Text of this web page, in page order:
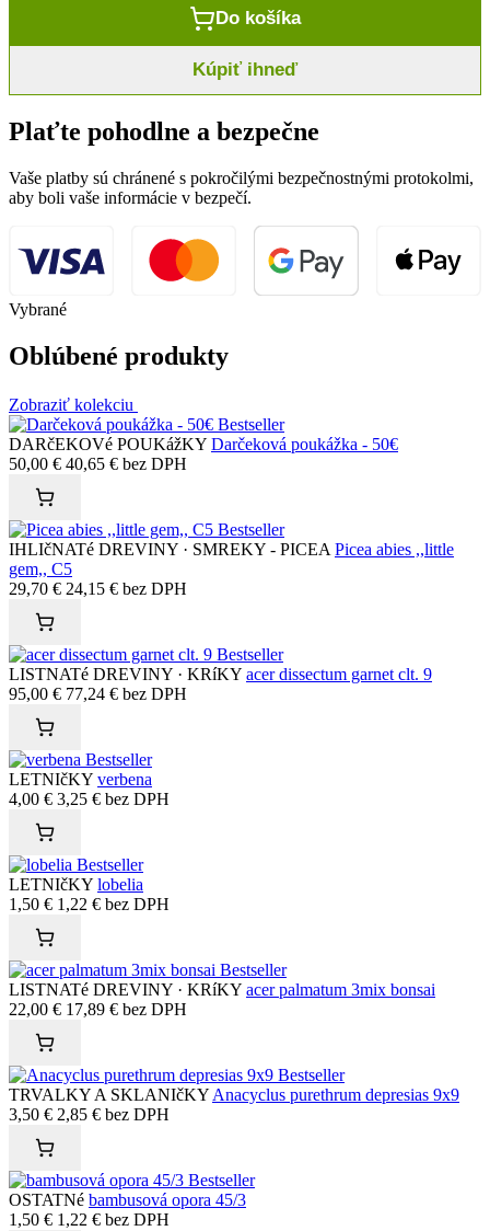
Do košíka
Kúpiť ihneď
Plaťte pohodlne a bezpečne
Vaše platby sú chránené s pokročilými bezpečnostnými protokolmi,
aby boli vaše informácie v bezpečí.
Vybrané
Oblúbené produkty
Zobraziť kolekciu
Bestseller
DARčEKOVé POUKážKY Darčeková poukážka - 50€
50,00 € 40,65 € bez DPH
Bestseller
IHLIčNATé DREVINY · SMREKY - PICEA Picea abies ,,little
gem,, C5
29,70 € 24,15 € bez DPH
Bestseller
LISTNATé DREVINY · KRíKY acer dissectum garnet clt. 9
95,00 € 77,24 € bez DPH
Bestseller
LETNIčKY verbena
4,00 € 3,25 € bez DPH
Bestseller
LETNIčKY lobelia
1,50 € 1,22 € bez DPH
Bestseller
LISTNATé DREVINY · KRíKY acer palmatum 3mix bonsai
22,00 € 17,89 € bez DPH
Bestseller
TRVALKY A SKLANIčKY Anacyclus purethrum depresias 9x9
3,50 € 2,85 € bez DPH
Bestseller
OSTATNé bambusová opora 45/3
1,50 € 1,22 € bez DPH